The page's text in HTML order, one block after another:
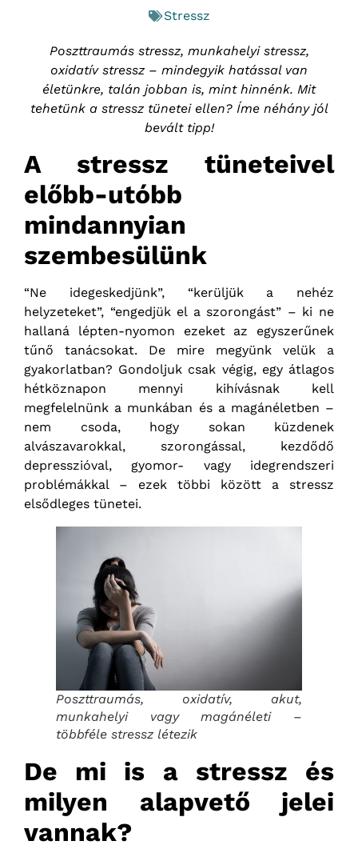
Stressz
Poszttraumás stressz, munkahelyi stressz,
oxidatív stressz – mindegyik hatással van
életünkre, talán jobban is, mint hinnénk. Mit
tehetünk a stressz tünetei ellen? Íme néhány jól
bevált tipp!
A stressz tüneteivel
előbb-utóbb
mindannyian
szembesülünk
“Ne idegeskedjünk”, “kerüljük a nehéz
helyzeteket”, “engedjük el a szorongást” – ki ne
hallaná lépten-nyomon ezeket az egyszerűnek
tűnő tanácsokat. De mire megyünk velük a
gyakorlatban? Gondoljuk csak végig, egy átlagos
hétköznapon mennyi kihívásnak kell
megfelelnünk a munkában és a magánéletben –
nem csoda, hogy sokan küzdenek
alvászavarokkal, szorongással, kezdődő
depresszióval, gyomor- vagy idegrendszeri
problémákkal – ezek többi között a stressz
elsődleges tünetei.
Poszttraumás, oxidatív, akut,
munkahelyi vagy magánéleti –
többféle stressz létezik
De mi is a stressz és
milyen alapvető jelei
vannak?